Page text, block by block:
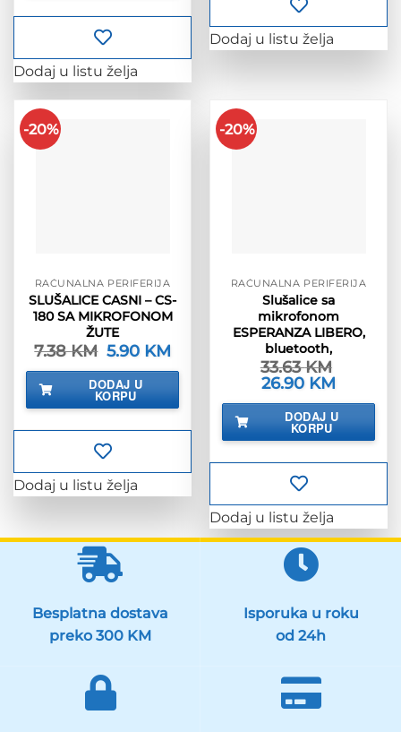
Dodaj u listu želja
Dodaj u listu želja
-20%
RAČUNALNA PERIFERIJA
SLUŠALICE CASNI – CS-
180 SA MIKROFONOM
ŽUTE
7.38KM Izvorna
cijena
bila
je:
7.38 KM.
5.90 KM
je:
DODAJ U
KORPU
Dodaj u listu želja
-20%
RAČUNALNA PERIFERIJA
Slušalice sa
mikrofonom
ESPERANZA LIBERO,
bluetooth,
33.63KM
Izvorna
cijena
bila
33.63 KM.
26.90 KM
je:
26.90 KM.
DODAJ U
KORPU
Dodaj u listu želja
Besplatna dostava
preko 300 KM
Isporuka u roku
od 24h